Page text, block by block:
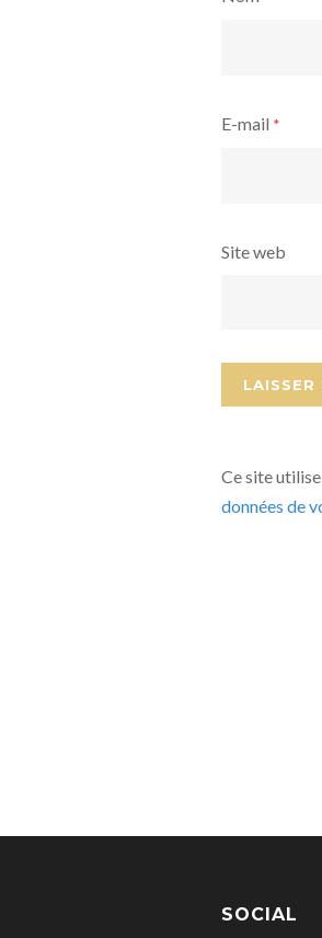
E-mail *
Site web
Ce site
données de
SOCIAL